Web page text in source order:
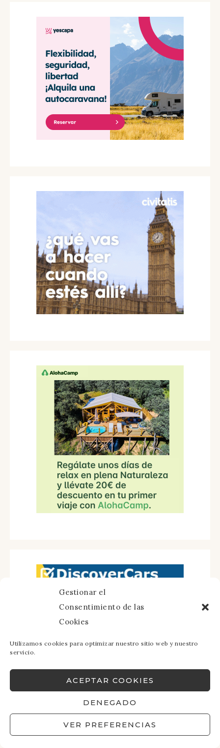
Gestionar el
Consentimiento de las
Cookies
Utilizamos cookies para optimizar nuestro sitio web y nuestro
servicio.
ACEPTAR COOKIES
DENEGADO
VER PREFERENCIAS